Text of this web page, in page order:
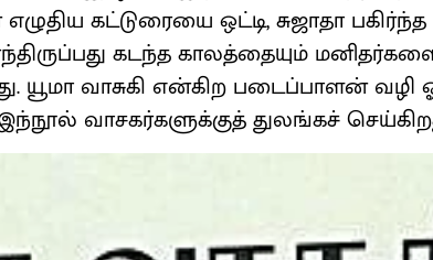
எழுதிய கட்டுரையை ஒட்டி, சுஜாதா
கடந்த காலத்தையும்
யூமா வாசுகி என்கிற படைப்பாளன் வழி
வாசகர்களுக்குத் துலங்கச்